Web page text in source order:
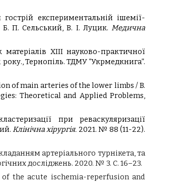
експериментальній ішемії-
Б. П. Сельський, В. І. Луцик.Медична
XІІІ науково-практичної
Тернопіль. ТДМУ “Укрмедкнига”.
of main arteries of the lower limbs / B.
Theoretical and Applied Problems,
при реваскуляризації
Клінічна хірургія. 2021. № 88 (11-22).
артеріального турнікета, та
досліджень. 2020. № 3. С. 16–23.
the acute ischemia-reperfusion and